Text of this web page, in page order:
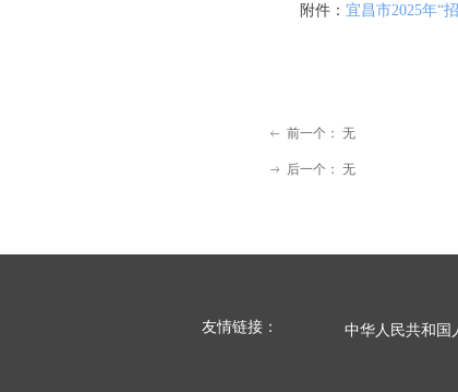
附件： 宜昌市2025年“
ꂃ 前一个： 无
ꁹ 后一个： 无
中华人民共和国
友情链接：